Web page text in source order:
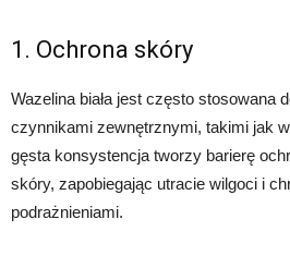
1. Ochrona skóry
Wazelina biała jest często stosowana
czynnikami zewnętrznymi, takimi jak
gęsta konsystencja tworzy barierę
skóry, zapobiegając utracie wilgoci i
podrażnieniami.